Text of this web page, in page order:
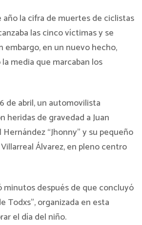
año la cifra de muertes de ciclistas
las cinco víctimas y se
embargo, en un nuevo hecho,
media que marcaban los
de abril, un automovilista
heridas de gravedad a Juan
“Jhonny” y su pequeño
Álvarez, en pleno centro
minutos después de que concluyó
Todxs”, organizada en esta
el día del niño.